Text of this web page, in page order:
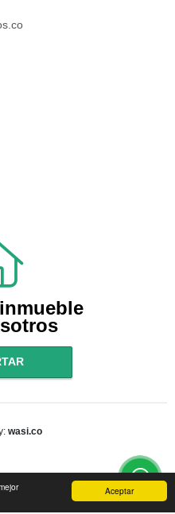
Aceptar
wasi.co